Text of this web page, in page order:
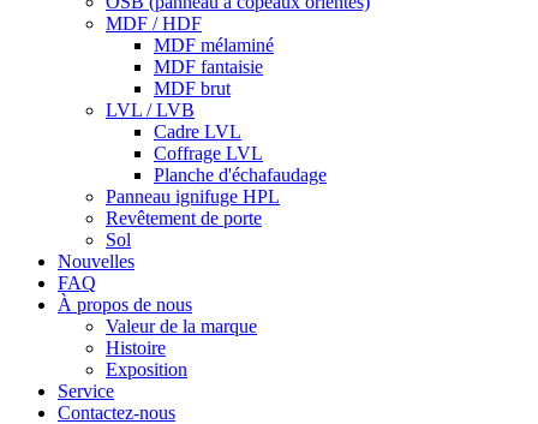
MDF / HDF
MDF mélaminé
MDF fantaisie
MDF brut
LVL / LVB
Cadre LVL
Coffrage LVL
Planche d'échafaudage
Panneau ignifuge HPL
Revêtement de porte
Sol
Nouvelles
FAQ
À propos de nous
Valeur de la marque
Histoire
Exposition
Service
Contactez-nous